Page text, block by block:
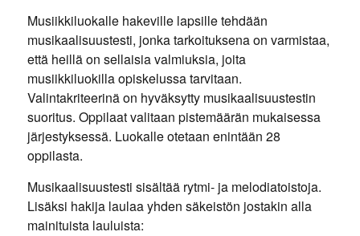
Musiikkiluokalle hakeville lapsille tehdään
musikaalisuustesti, jonka tarkoituksena on varmistaa,
että heillä on sellaisia valmiuksia, joita
musiikkiluokilla opiskelussa tarvitaan.
Valintakriteerinä on hyväksytty musikaalisuustestin
suoritus. Oppilaat valitaan pistemäärän mukaisessa
järjestyksessä. Luokalle otetaan enintään 28
oppilasta.
Musikaalisuustesti sisältää rytmi- ja melodiatoistoja.
Lisäksi hakija laulaa yhden säkeistön jostakin alla
mainituista lauluista: